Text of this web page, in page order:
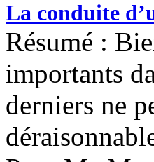
La conduite
Résumé :
importants
derniers ne